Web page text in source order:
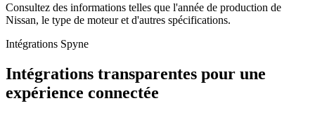
Consultez des informations telles que l'année de production de
Nissan, le type de moteur et d'autres spécifications.
Intégrations Spyne
Intégrations transparentes pour une
expérience connectée